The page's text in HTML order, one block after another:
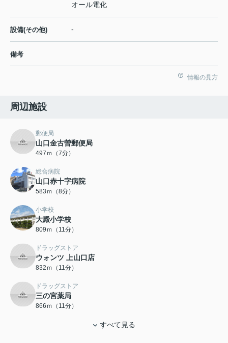
オール電化
設備(その他) -
備考
情報の見方
周辺施設
郵便局
山口金古曽郵便局
497ｍ（7分）
総合病院
山口赤十字病院
583ｍ（8分）
小学校
大殿小学校
809ｍ（11分）
ドラッグストア
ウォンツ 上山口店
832ｍ（11分）
ドラッグストア
三の宮薬局
866ｍ（11分）
すべて見る